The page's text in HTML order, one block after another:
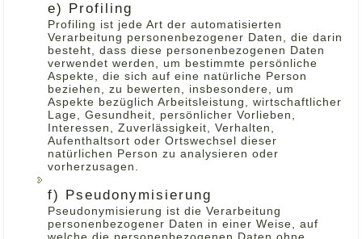
e) Profiling
Profiling ist jede Art der automatisierten
Verarbeitung personenbezogener Daten, die darin
besteht, dass diese personenbezogenen Daten
verwendet werden, um bestimmte persönliche
Aspekte, die sich auf eine natürliche Person
beziehen, zu bewerten, insbesondere, um
Aspekte bezüglich Arbeitsleistung, wirtschaftlicher
Lage, Gesundheit, persönlicher Vorlieben,
Interessen, Zuverlässigkeit, Verhalten,
Aufenthaltsort oder Ortswechsel dieser
natürlichen Person zu analysieren oder
vorherzusagen.
f) Pseudonymisierung
Pseudonymisierung ist die Verarbeitung
personenbezogener Daten in einer Weise, auf